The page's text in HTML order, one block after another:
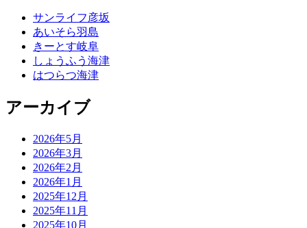
サンライフ彦坂
あいそら羽島
きーとす岐阜
しょうふう海津
はつらつ海津
アーカイブ
2026年5月
2026年3月
2026年2月
2026年1月
2025年12月
2025年11月
2025年10月